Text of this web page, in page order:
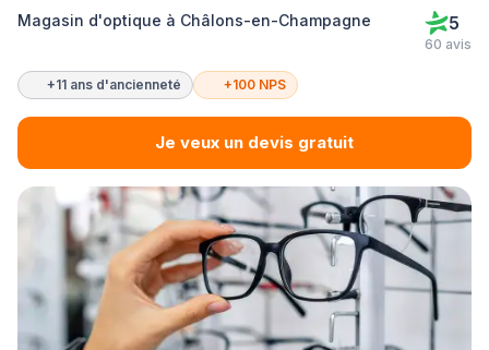
Magasin d'optique à Châlons-en-Champagne 5
60 avis
+11 ans d'ancienneté +100 NPS
Je veux un devis gratuit